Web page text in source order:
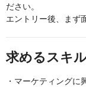
ださい。
エントリー後、まず
求めるスキ
・マーケティングに